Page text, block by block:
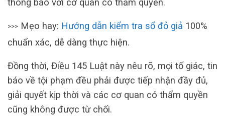
>>> Mẹo hay: Hướng dẫn kiểm tra sổ đỏ giả 100%
chuẩn xác, dễ dàng thực hiện.
Đồng thời, Điều 145 Luật này nêu rõ, mọi tố giác, tin
báo về tội phạm đều phải được tiếp nhận đầy đủ,
giải quyết kịp thời và các cơ quan có thẩm quyền
cũng không được từ chối.